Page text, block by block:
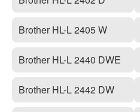
Brother HL-L 2405 W
Brother HL-L 2440 DWE
Brother HL-L 2442 DW